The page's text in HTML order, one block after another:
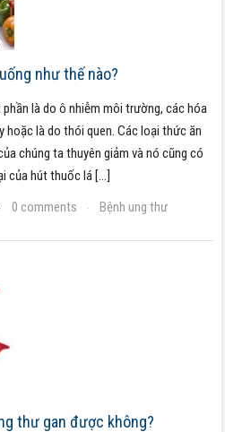
như thế nào?
là do ô nhiễm môi trường, các hóa
hoặc là do thói quen. Các loại thức ăn
chúng ta thuyên giảm và nó cũng có
của hút thuốc lá […]
· 0 comments · Bệnh ung thư
thư gan được không?